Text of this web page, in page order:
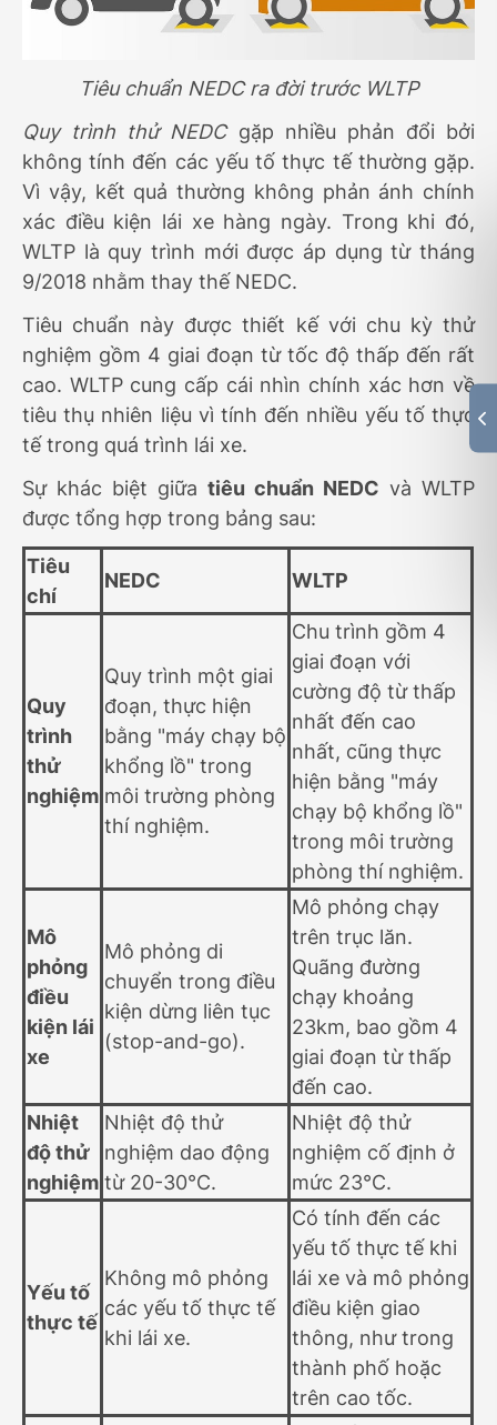
Tiêu chuẩn NEDC ra đời trước WLTP
Quy trình thử NEDCgặp nhiều phản đổi bởi
không tính đến các yếu tố thực tế thường gặp.
Vì vậy, kết quả thường không phản ánh chính
xác điều kiện lái xe hàng ngày. Trong khi đó,
WLTP là quy trình mới được áp dụng từ tháng
9/2018 nhằm thay thế NEDC.
Tiêu chuẩn này được thiết kế với chu kỳ thử
nghiệm gồm 4 giai đoạn từ tốc độ thấp đến rất
cao. WLTP cung cấp cái nhìn chính xác hơn về
tiêu thụ nhiên liệu vì tính đến nhiều yếu tố thực
tế trong quá trình lái xe.
Sự khác biệt giữa tiêu chuẩn NEDC và WLTP
được tổng hợp trong bảng sau:
Tiêu
chí
NEDC WLTP
Quy
trình
thử
nghiệm
Quy trình một giai
đoạn, thực hiện
bằng "máy chạy bộ
khổng lồ" trong
môi trường phòng
thí nghiệm.
Chu trình gồm 4
giai đoạn với
cường độ từ thấp
nhất đến cao
nhất, cũng thực
hiện bằng "máy
chạy bộ khổng lồ"
trong môi trường
phòng thí nghiệm.
Mô
phỏng
điều
kiện lái
xe
Mô phỏng di
chuyển trong điều
kiện dừng liên tục
(stop-and-go).
Mô phỏng chạy
trên trục lăn.
Quãng đường
chạy khoảng
23km, bao gồm 4
giai đoạn từ thấp
đến cao.
Nhiệt
độ thử
nghiệm
Nhiệt độ thử
nghiệm dao động
từ 20-30°C.
Nhiệt độ thử
nghiệm cố định ở
mức 23°C.
Yếu tố
thực tế
Không mô phỏng
các yếu tố thực tế
khi lái xe.
Có tính đến các
yếu tố thực tế khi
lái xe và mô phỏng
điều kiện giao
thông, như trong
thành phố hoặc
trên cao tốc.